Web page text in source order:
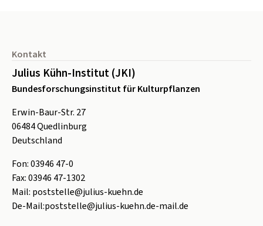
Kontakt
Julius Kühn-Institut (JKI)
Bundesforschungsinstitut für Kulturpflanzen
Erwin-Baur-Str. 27
06484Quedlinburg
Deutschland
Fon:03946 47-0
Fax:03946 47-1302
Mail: poststelle@julius-kuehn.de
De-Mail:poststelle@julius-kuehn.de-mail.de